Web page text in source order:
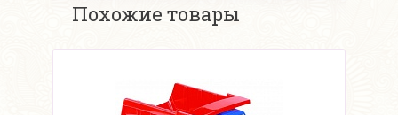
Похожие товары